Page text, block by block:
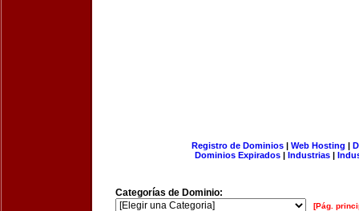
Registro de Dominios| Web Hosting |
Dominios Expirados | Industrias |
Categorías de Dominio:
[Pág.